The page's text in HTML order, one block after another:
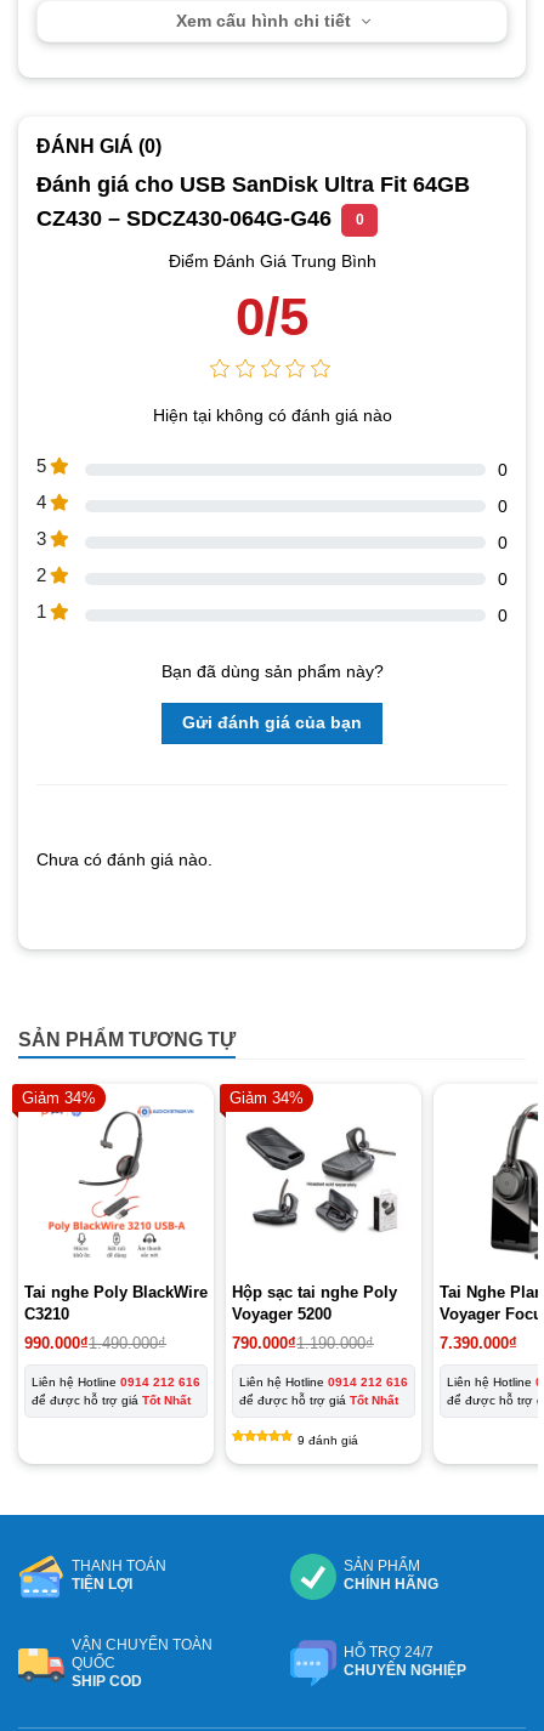
Xem cấu hình chi tiết
ĐÁNH GIÁ (0)
Đánh giá cho USB SanDisk Ultra Fit 64GB
CZ430 – SDCZ430-064G-G46
0
Điểm Đánh Giá Trung Bình
0/5
Hiện tại không có đánh giá nào
5 0
4 0
3 0
2 0
1 0
Bạn đã dùng sản phẩm này?
Gửi đánh giá của bạn
Chưa có đánh giá nào.
SẢN PHẨM TƯƠNG TỰ
Giảm 34%
Tai nghe Poly BlackWire
C3210
990.000₫1.490.000₫
Liên hệ Hotline 0914 212 616
để được hỗ trợ giá Tốt Nhất
Giảm 34%
Hộp sạc tai nghe Poly
Voyager 5200
1.190.000₫
Giá
là:
1.190.000₫.
790.000₫
Giá
tại
là:
790.000₫.
Liên hệ Hotline0914 212 616
để được hỗ trợ giáTốt Nhất
dựa trên
9 đánh giá
Tai Nghe
Voyager
7.390.000₫
Liên hệ Hotline
để được hỗ trợ
THANH TOÁN
TIỆN LỢI
SẢN PHẨM
CHÍNH HÃNG
VẬN CHUYỂN TOÀN
QUỐC
SHIP COD
HỖ TRỢ 24/7
CHUYÊN NGHIỆP